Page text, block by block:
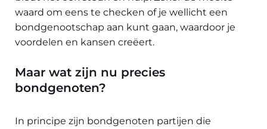
waard om eens te checken of je wellicht een
bondgenootschap aan kunt gaan, waardoor je
voordelen en kansen creëert.
Maar wat zijn nu precies
bondgenoten?
In principe zijn bondgenoten partijen die